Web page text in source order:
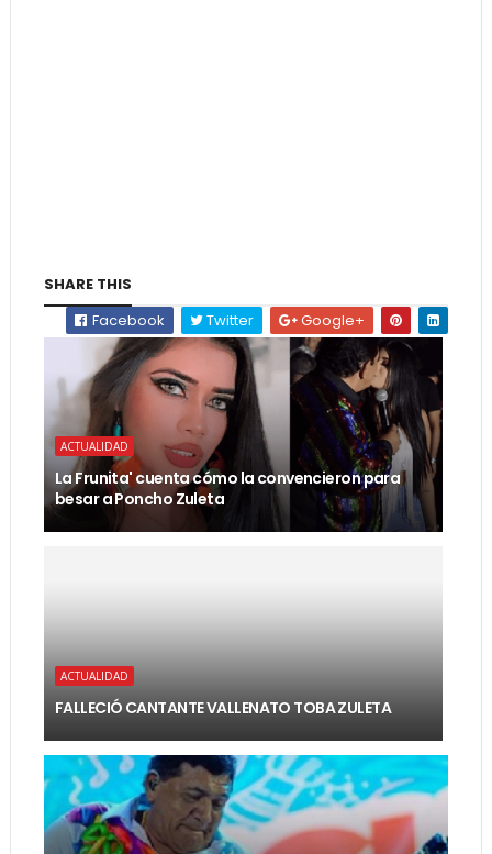
SHARE THIS
Facebook
Twitter Google+
ACTUALIDAD
La Frunita' cuenta cómo la convencieron para
besar a Poncho Zuleta
ACTUALIDAD
FALLECIÓ CANTANTE VALLENATO TOBA ZULETA